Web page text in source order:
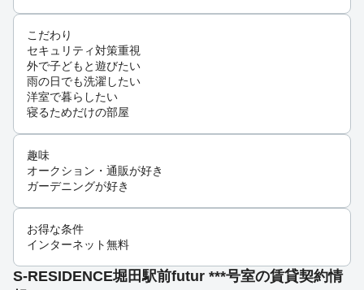
こだわり
セキュリティ対策重視
外で子どもと遊びたい
雨の日でも洗濯したい
洋室で暮らしたい
寝るためだけの部屋
趣味
オークション・通販が好き
ガーデニングが好き
お得な条件
インターネット無料
S-RESIDENCE堀田駅前futur ***号室の賃貸契約情